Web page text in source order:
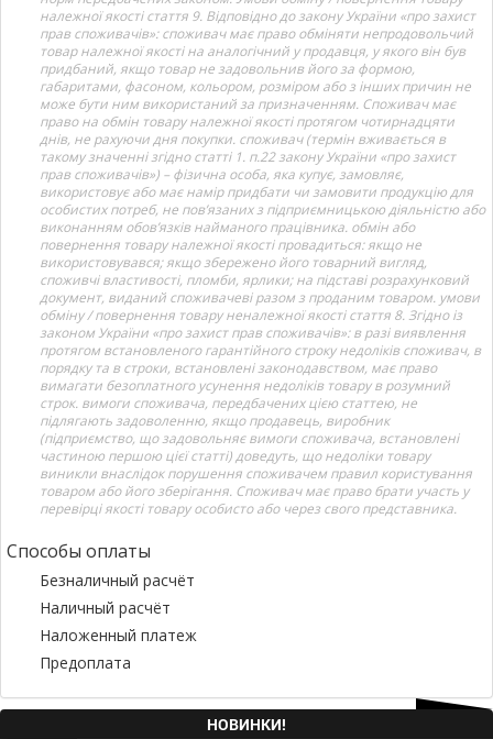
належної якості стаття 9. Відповідно до закону України «про захист
прав споживачів»: споживач має право обміняти непродовольчий
товар належної якості на аналогічний у продавця, у якого він був
придбаний, якщо товар не задовольнив його за формою,
габаритами, фасоном, кольором, розміром або з інших причин не
може бути ним використаний за призначенням. Споживач має
право на обмін товару належної якості протягом чотирнадцяти
днів, не рахуючи дня покупки. споживач (термін вживається в
такому значенні згідно статті 1. п.22 закону України «про захист
прав споживачів») – фізична особа, яка купує, замовляє,
використовує або має намір придбати чи замовити продукцію для
особистих потреб, не пов’язаних з підприємницькою діяльністю або
виконанням обов’язків найманого працівника. обмін або
повернення товару належної якості провадиться: якщо не
використовувався; якщо збережено його товарний вигляд,
споживчі властивості, пломби, ярлики; на підставі розрахунковий
документ, виданий споживачеві разом з проданим товаром. умови
обміну / повернення товару неналежної якості стаття 8. Згідно із
законом України «про захист прав споживачів»: в разі виявлення
протягом встановленого гарантійного строку недоліків споживач, в
порядку та в строки, встановлені законодавством, має право
вимагати безоплатного усунення недоліків товару в розумний
строк. вимоги споживача, передбачених цією статтею, не
підлягають задоволенню, якщо продавець, виробник
(підприємство, що задовольняє вимоги споживача, встановлені
частиною першою цієї статті) доведуть, що недоліки товару
виникли внаслідок порушення споживачем правил користування
товаром або його зберігання. Споживач має право брати участь у
перевірці якості товару особисто або через свого представника.
Способы оплаты
Безналичный расчёт
Наличный расчёт
Наложенный платеж
Предоплата
НОВИНКИ!